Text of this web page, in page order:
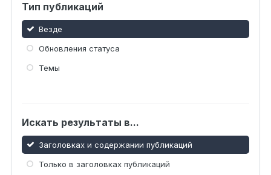
Тип публикаций
Везде
Обновления статуса
Темы
Искать результаты в...
Заголовках и содержании публикаций
Только в заголовках публикаций